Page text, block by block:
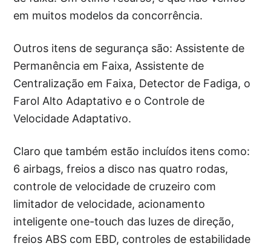
em muitos modelos da concorrência.
Outros itens de segurança são: Assistente de
Permanência em Faixa, Assistente de
Centralização em Faixa, Detector de Fadiga, o
Farol Alto Adaptativo e o Controle de
Velocidade Adaptativo.
Claro que também estão incluídos itens como:
6 airbags, freios a disco nas quatro rodas,
controle de velocidade de cruzeiro com
limitador de velocidade, acionamento
inteligente one-touch das luzes de direção,
freios ABS com EBD, controles de estabilidade